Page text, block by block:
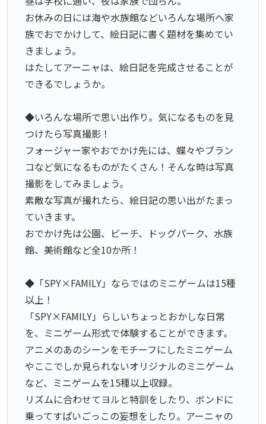
お休みの日には海や水族館などいろんな場所へ家
族でおでかけして、絵日記に書く題材を集めてい
きましょう。
はたしてアーニャは、絵日記を完成させることが
できるでしょうか。
◆いろんな場所で思い出作り。気になるものを見
つけたら写真撮影！
フォージャー家やおでかけ先には、蝶々やブラン
コなど気になるものがたくさん！そんな時は写真
撮影をしてみましょう。
素敵な写真が撮れたら、絵日記の思い出がたまっ
ていきます。
おでかけ先は公園、ビーチ、ドッグパーク、水族
館、美術館など全10か所！
◆「SPY×FAMILY」ならではのミニゲームは15種
以上！
「SPY×FAMILY」らしいちょっとおかしな日常
を、ミニゲーム形式で体験することができます。
アニメのあのシーンをモチーフにしたミニゲーム
やここでしか見られないオリジナルのミニゲーム
など、ミニゲームを15種以上収録。
リズムに合わせてヨルと特訓をしたり、ボンドに
乗ってすぱいごっこの妄想をしたり。アーニャの